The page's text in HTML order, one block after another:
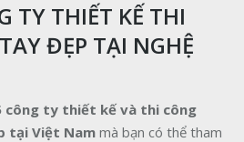
TY THIẾT KẾ THI
ĐẸP TẠI NGHỆ
công ty thiết kế và thi công
tại Việt Nam mà bạn có thể tham